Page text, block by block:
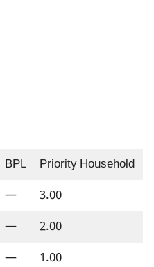
BPL Priority Household
— 3.00
— 2.00
— 1.00